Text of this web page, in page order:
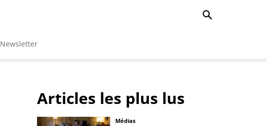
Newsletter
Articles les plus lus
Médias